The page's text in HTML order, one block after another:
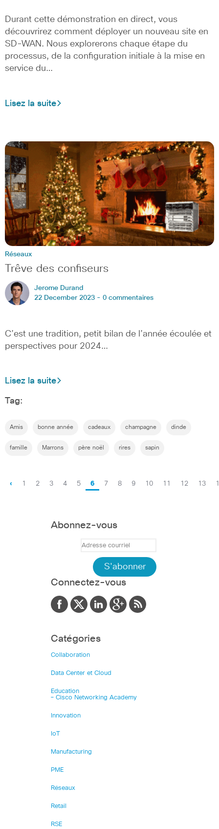
Durant cette démonstration en direct, vous
découvrirez comment déployer un nouveau site en
SD-WAN. Nous explorerons chaque étape du
processus, de la configuration initiale à la mise en
service du…
Lisez la suite
Réseaux
Trêve des confiseurs
Jerome Durand
22 December 2023 - 0 commentaires
C’est une tradition, petit bilan de l’année écoulée et
perspectives pour 2024…
Lisez la suite
Tag:
Amis bonne année cadeaux champagne dinde
famille Marrons père noël rires sapin
‹ 1 2 3 4 5 6 7 8 9 10 11 12 13
Abonnez-vous
Connectez-vous
Catégories
Collaboration
Data Center et Cloud
Education
– Cisco Networking Academy
Innovation
IoT
Manufacturing
PME
Réseaux
Retail
RSE